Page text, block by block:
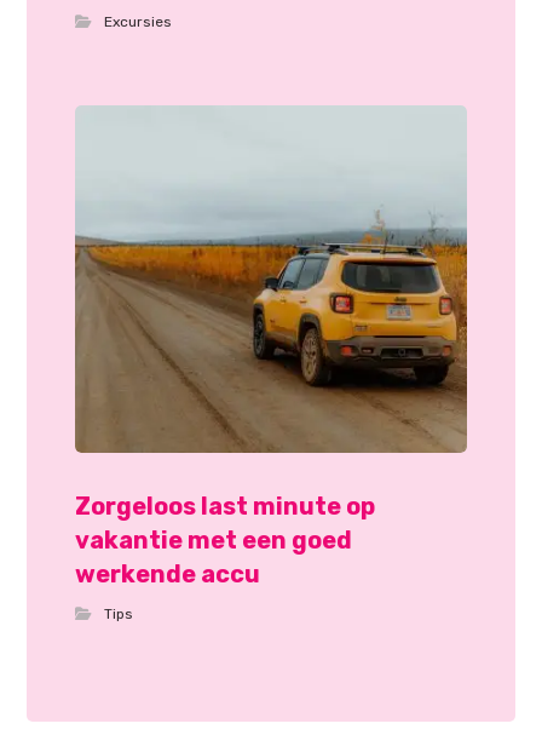
Excursies
Zorgeloos last minute op
vakantie met een goed
werkende accu
Tips